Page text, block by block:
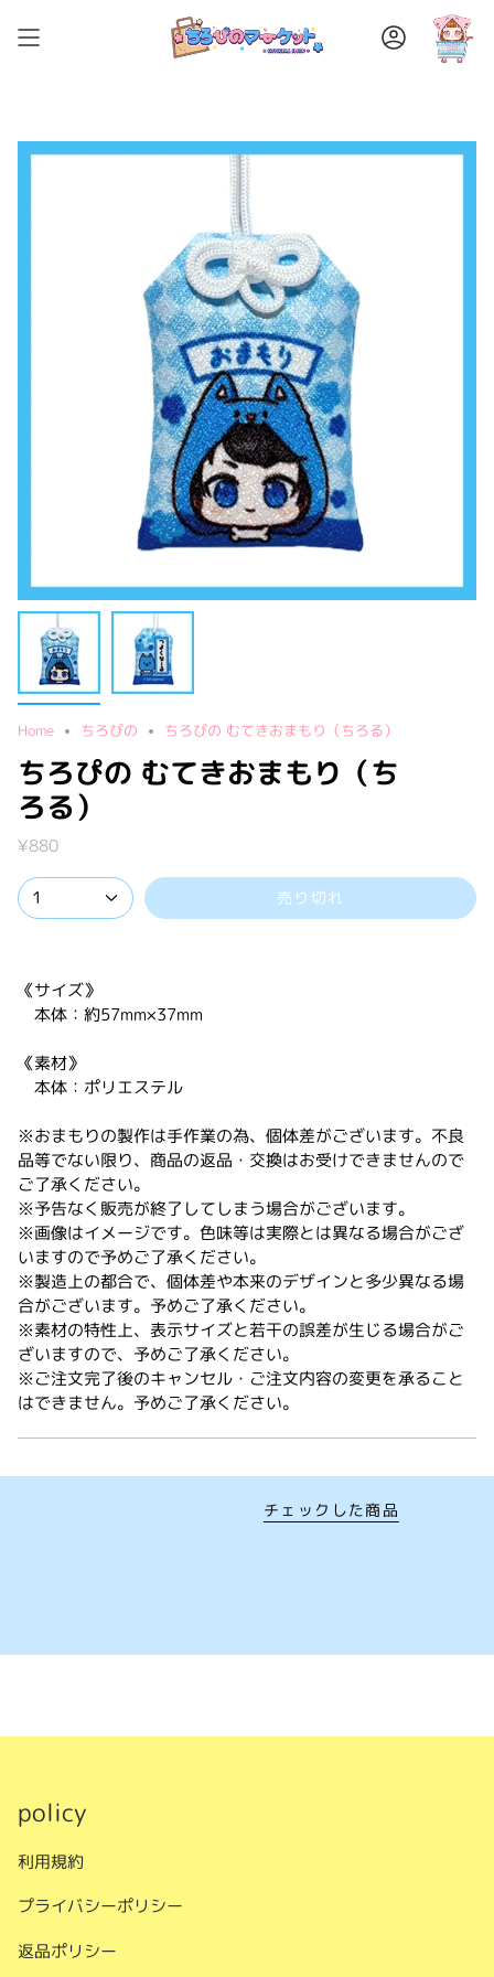
ア
Home ちろぴの ちろぴの むてきおまもり（ちろる）
ちろぴの むてきおまもり（ち
ろる）
¥880
1 売り切れ
《サイズ》
本体：約57mm×37mm
《素材》
本体：ポリエステル
※おまもりの製作は手作業の為、個体差がございます。不良
品等でない限り、商品の返品・交換はお受けできませんので
ご了承ください。
※予告なく販売が終了してしまう場合がございます。
※画像はイメージです。色味等は実際とは異なる場合がござ
いますので予めご了承ください。
※製造上の都合で、個体差や本来のデザインと多少異なる場
合がございます。予めご了承ください。
※素材の特性上、表示サイズと若干の誤差が生じる場合がご
ざいますので、予めご了承ください。
※ご注文完了後のキャンセル・ご注文内容の変更を承ること
はできません。予めご了承ください。
チェックした商品
policy
利用規約
プライバシーポリシー
返品ポリシー